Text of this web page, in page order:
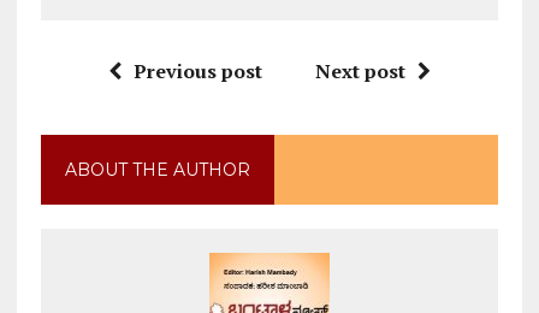
Previous post Next post
ABOUT THE AUTHOR